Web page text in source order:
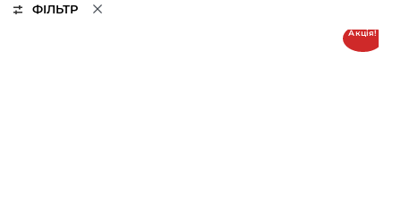
ФІЛЬТР
Акція!